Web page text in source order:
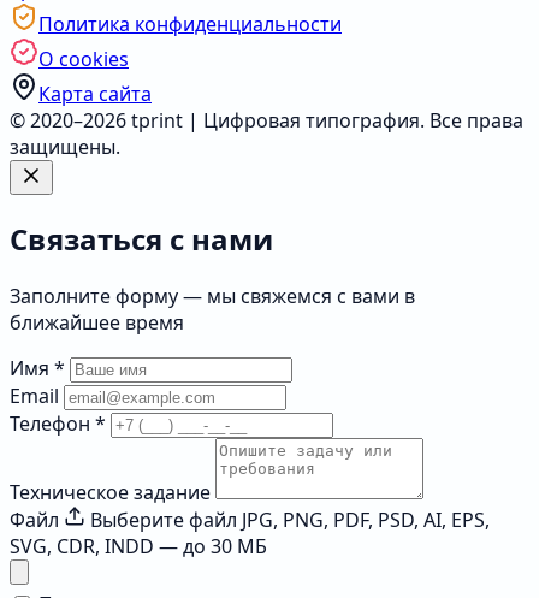
Политика конфиденциальности
О cookies
Карта сайта
© 2020–2026 tprint | Цифровая типография. Все права
защищены.
Связаться с нами
Заполните форму — мы свяжемся с вами в
ближайшее время
Имя *
Email
Телефон *
Техническое задание
Файл
Выберите файл JPG, PNG, PDF, PSD, AI, EPS,
SVG, CDR, INDD — до 30 МБ